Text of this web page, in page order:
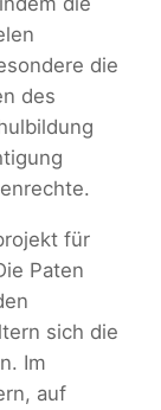
die
des
für
Paten
sich die
Im
auf